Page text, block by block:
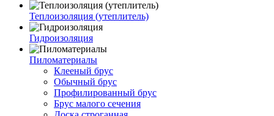
Теплоизоляция (утеплитель)
Гидроизоляция
Пиломатериалы
Клееный брус
Обычный брус
Профилированный брус
Брус малого сечения